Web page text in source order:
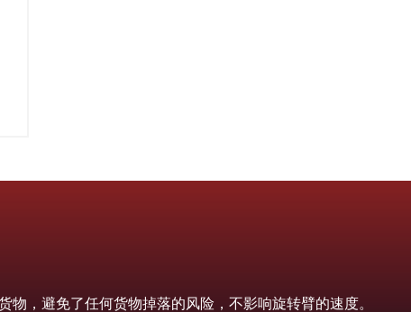
，避免了任何货物掉落的风险，不影响旋转臂的速度。